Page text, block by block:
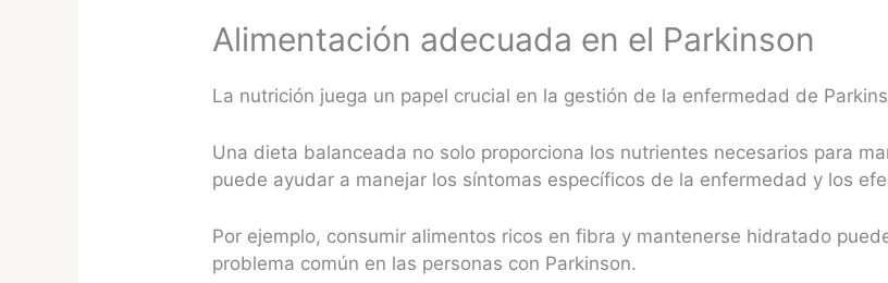
Alimentación adecuada en el Parkinson
La nutrición juega un papel crucial en la gestión de la enfermedad de
Una dieta balanceada no solo proporciona los nutrientes necesarios para
puede ayudar a manejar los síntomas específicos de la enfermedad y los
Por ejemplo, consumir alimentos ricos en fibra y mantenerse hidratado
problema común en las personas con Parkinson.